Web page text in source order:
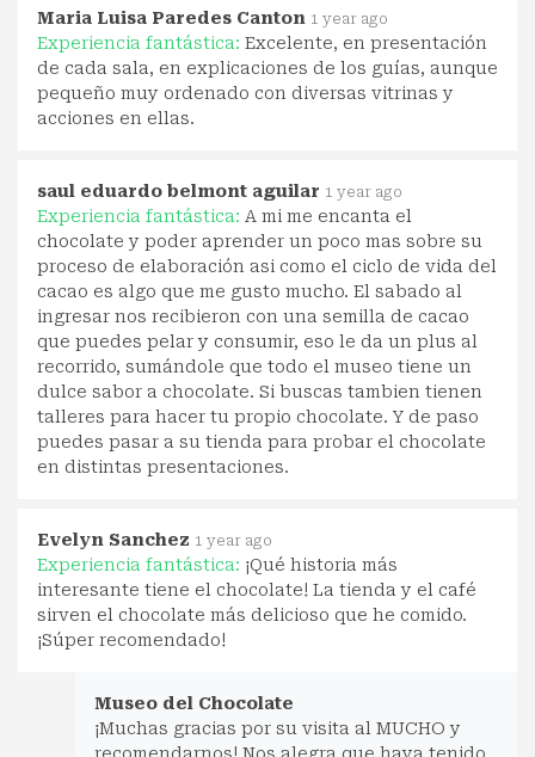
Maria Luisa Paredes Canton 1 year ago
Experiencia fantástica: Excelente, en presentación
de cada sala, en explicaciones de los guías, aunque
pequeño muy ordenado con diversas vitrinas y
acciones en ellas.
saul eduardo belmont aguilar 1 year ago
Experiencia fantástica: A mi me encanta el
chocolate y poder aprender un poco mas sobre su
proceso de elaboración asi como el ciclo de vida del
cacao es algo que me gusto mucho. El sabado al
ingresar nos recibieron con una semilla de cacao
que puedes pelar y consumir, eso le da un plus al
recorrido, sumándole que todo el museo tiene un
dulce sabor a chocolate. Si buscas tambien tienen
talleres para hacer tu propio chocolate. Y de paso
puedes pasar a su tienda para probar el chocolate
en distintas presentaciones.
Evelyn Sanchez 1 year ago
Experiencia fantástica: ¡Qué historia más
interesante tiene el chocolate! La tienda y el café
sirven el chocolate más delicioso que he comido.
¡Súper recomendado!
Museo del Chocolate
¡Muchas gracias por su visita al MUCHO y
recomendarnos! Nos alegra que haya tenido